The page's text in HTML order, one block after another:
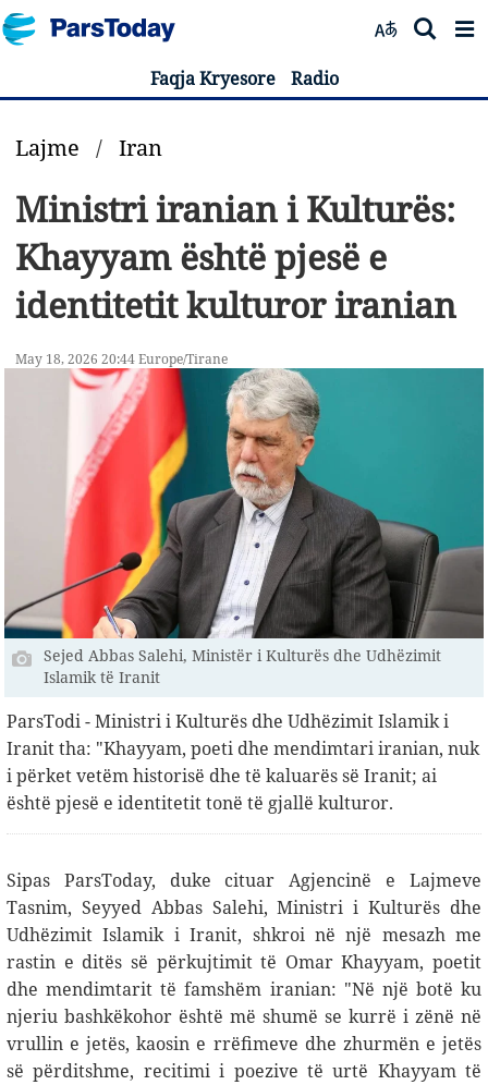
Faqja Kryesore Radio
Lajme / Iran
Ministri iranian i Kulturës:
Khayyam është pjesë e
identitetit kulturor iranian
May 18, 2026 20:44 Europe/Tirane
Sejed Abbas Salehi, Ministër i Kulturës dhe Udhëzimit
Islamik të Iranit
ParsTodi - Ministri i Kulturës dhe Udhëzimit Islamik i
Iranit tha: "Khayyam, poeti dhe mendimtari iranian, nuk
i përket vetëm historisë dhe të kaluarës së Iranit; ai
është pjesë e identitetit tonë të gjallë kulturor.
Sipas ParsToday, duke cituar Agjencinë e Lajmeve
Tasnim, Seyyed Abbas Salehi, Ministri i Kulturës dhe
Udhëzimit Islamik i Iranit, shkroi në një mesazh me
rastin e ditës së përkujtimit të Omar Khayyam, poetit
dhe mendimtarit të famshëm iranian: "Në një botë ku
njeriu bashkëkohor është më shumë se kurrë i zënë në
vrullin e jetës, kaosin e rrëfimeve dhe zhurmën e jetës
së përditshme, recitimi i poezive të urtë Khayyam të